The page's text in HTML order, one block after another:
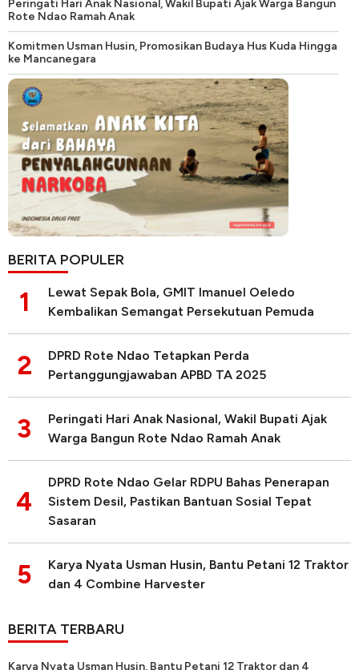
Peringati Hari Anak Nasional, Wakil Bupati Ajak Warga Bangun
Rote Ndao Ramah Anak
Komitmen Usman Husin, Promosikan Budaya Hus Kuda Hingga
ke Mancanegara
BERITA POPULER
1
Lewat Sepak Bola, GMIT Imanuel Oeledo
Kembalikan Semangat Persekutuan Pemuda
2
DPRD Rote Ndao Tetapkan Perda
Pertanggungjawaban APBD TA 2025
3
Peringati Hari Anak Nasional, Wakil Bupati Ajak
Warga Bangun Rote Ndao Ramah Anak
4
DPRD Rote Ndao Gelar RDPU Bahas Penerapan
Sistem Desil, Pastikan Bantuan Sosial Tepat
Sasaran
5
Karya Nyata Usman Husin, Bantu Petani 12 Traktor
dan 4 Combine Harvester
BERITA TERBARU
Karya Nyata Usman Husin, Bantu Petani 12 Traktor dan 4